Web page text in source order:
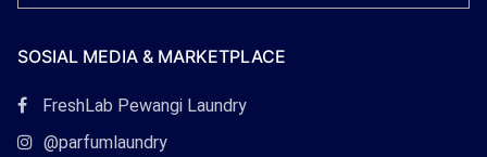
SOSIAL MEDIA & MARKETPLACE
Tautan
Facebook
FreshLab Pewangi Laundry
Tautan@parfumlaundry